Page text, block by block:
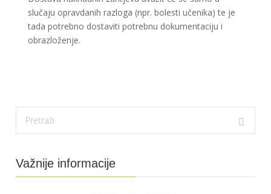
slučaju opravdanih razloga (npr. bolesti učenika) te je
tada potrebno dostaviti potrebnu dokumentaciju i
obrazloženje.
Važnije informacije